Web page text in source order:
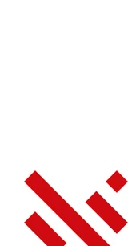
prasową